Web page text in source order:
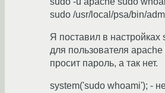
sudo /usr/local/psa/bin/
Я поставил в настройках
для пользователя
просит пароль, а так нет.
system('sudo whoami'); -